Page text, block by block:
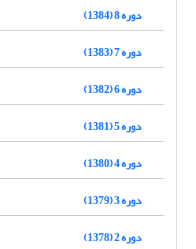
دوره 8 (1384)
دوره 7 (1383)
دوره 6 (1382)
دوره 5 (1381)
دوره 4 (1380)
دوره 3 (1379)
دوره 2 (1378)